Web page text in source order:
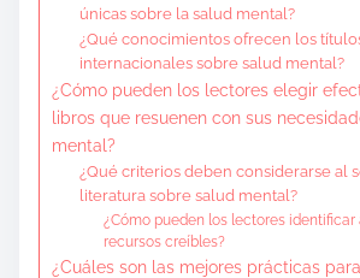
únicas sobre la salud mental?
¿Qué conocimientos ofrecen los
internacionales sobre salud mental?
¿Cómo pueden los lectores elegir
libros que resuenen con sus
mental?
¿Qué criterios deben considerarse al
literatura sobre salud mental?
¿Cómo pueden los lectores identificar
recursos creíbles?
¿Cuáles son las mejores prácticas